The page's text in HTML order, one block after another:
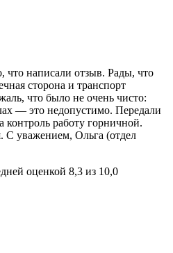
что написали отзыв. Рады, что
сторона и транспорт
что было не очень чисто:
— это недопустимо. Передали
работу горничной.
С уважением, Ольга (отдел
оценкой 8,3 из 10,0